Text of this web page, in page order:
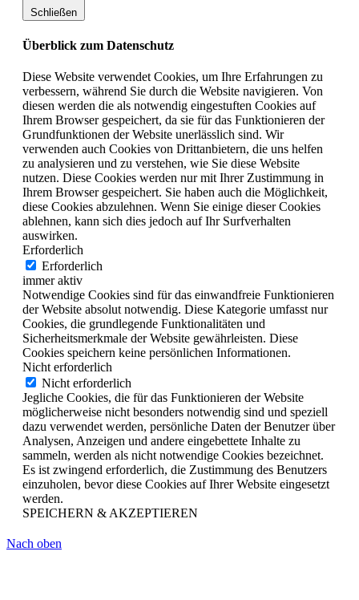
Schließen
Überblick zum Datenschutz
Diese Website verwendet Cookies, um Ihre Erfahrungen zu
verbessern, während Sie durch die Website navigieren. Von
diesen werden die als notwendig eingestuften Cookies auf
Ihrem Browser gespeichert, da sie für das Funktionieren der
Grundfunktionen der Website unerlässlich sind. Wir
verwenden auch Cookies von Drittanbietern, die uns helfen
zu analysieren und zu verstehen, wie Sie diese Website
nutzen. Diese Cookies werden nur mit Ihrer Zustimmung in
Ihrem Browser gespeichert. Sie haben auch die Möglichkeit,
diese Cookies abzulehnen. Wenn Sie einige dieser Cookies
ablehnen, kann sich dies jedoch auf Ihr Surfverhalten
auswirken.
Erforderlich
Erforderlich
immer aktiv
Notwendige Cookies sind für das einwandfreie Funktionieren
der Website absolut notwendig. Diese Kategorie umfasst nur
Cookies, die grundlegende Funktionalitäten und
Sicherheitsmerkmale der Website gewährleisten. Diese
Cookies speichern keine persönlichen Informationen.
Nicht erforderlich
Nicht erforderlich
Jegliche Cookies, die für das Funktionieren der Website
möglicherweise nicht besonders notwendig sind und speziell
dazu verwendet werden, persönliche Daten der Benutzer über
Analysen, Anzeigen und andere eingebettete Inhalte zu
sammeln, werden als nicht notwendige Cookies bezeichnet.
Es ist zwingend erforderlich, die Zustimmung des Benutzers
einzuholen, bevor diese Cookies auf Ihrer Website eingesetzt
werden.
SPEICHERN & AKZEPTIEREN
Nach oben